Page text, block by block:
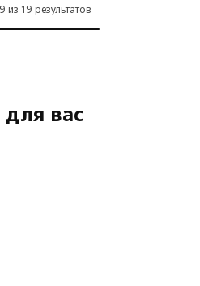
шкафов
из 19 результатов
вас